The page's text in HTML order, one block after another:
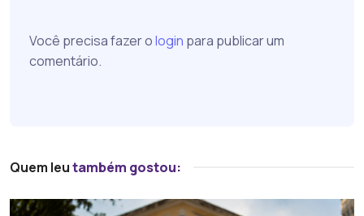
Você precisa fazer ologin para publicar um
comentário.
Quem leutambém gostou: